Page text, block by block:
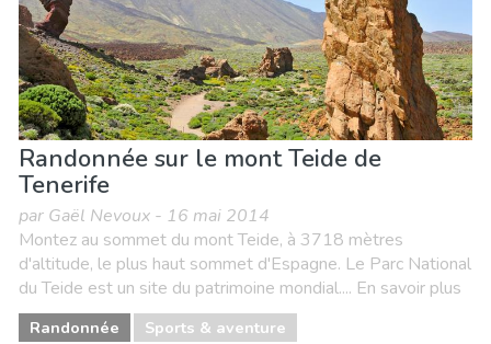
Randonnée sur le mont Teide de
Tenerife
par Gaël Nevoux - 16 mai 2014
Montez au sommet du mont Teide, à 3718 mètres
d'altitude, le plus haut sommet d'Espagne. Le Parc National
du Teide est un site du patrimoine mondial.... En savoir plus
Randonnée Sports & aventure